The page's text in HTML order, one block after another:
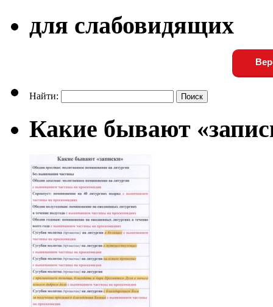
для слабовидящих
Найти:
Какие бывают